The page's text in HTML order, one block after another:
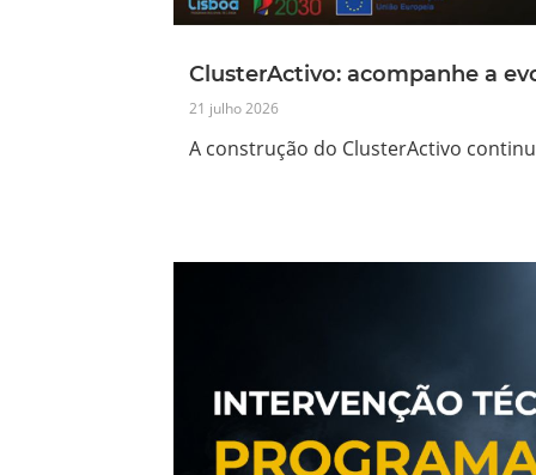
ClusterActivo: acompanhe a
21 julho 2026
A construção do ClusterActivo